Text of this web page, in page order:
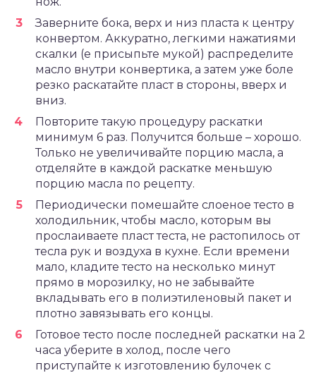
Заверните бока, верх и низ пласта к центру
конвертом. Аккуратно, легкими нажатиями
скалки (е присыпьте мукой) распределите
масло внутри конвертика, а затем уже боле
резко раскатайте пласт в стороны, вверх и
вниз.
Повторите такую процедуру раскатки
минимум 6 раз. Получится больше – хорошо.
Только не увеличивайте порцию масла, а
отделяйте в каждой раскатке меньшую
порцию масла по рецепту.
Периодически помешайте слоеное тесто в
холодильник, чтобы масло, которым вы
прослаиваете пласт теста, не растопилось от
тесла рук и воздуха в кухне. Если времени
мало, кладите тесто на несколько минут
прямо в морозилку, но не забывайте
вкладывать его в полиэтиленовый пакет и
плотно завязывать его концы.
Готовое тесто после последней раскатки на 2
часа уберите в холод, после чего
приступайте к изготовлению булочек с